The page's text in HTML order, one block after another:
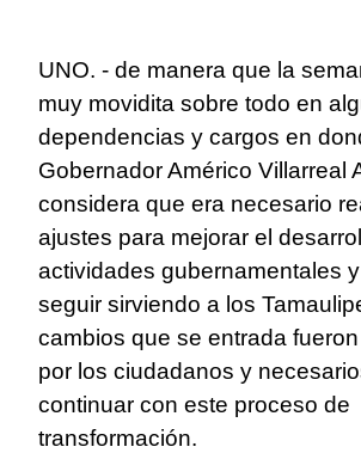
UNO. - de manera que la
muy movidita sobre todo en
dependencias y cargos en
Gobernador Américo Villarreal
considera que era necesario
ajustes para mejorar el
actividades gubernamentales
seguir sirviendo a los
cambios que se entrada
por los ciudadanos y
continuar con este proceso de
transformación.